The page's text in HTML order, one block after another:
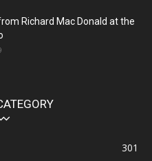
Richard Mac Donald at the
301